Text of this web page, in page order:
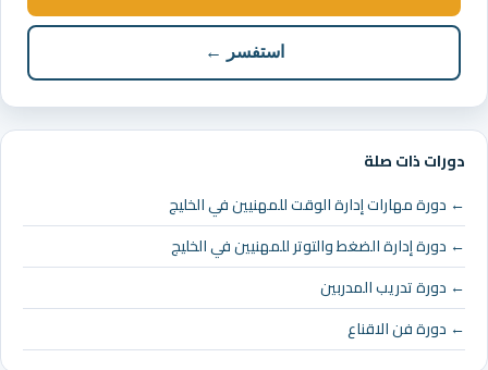
استفسر ←
دورات ذات صلة
← دورة مهارات إدارة الوقت للمهنيين في الخليج
← دورة إدارة الضغط والتوتر للمهنيين في الخليج
← دورة تدريب المدربين
← دورة فن الاقناع